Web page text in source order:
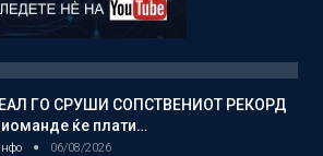
ГО СРУШИ СОПСТВЕНИОТ РЕКОРД
ќе плати…
06/08/2026